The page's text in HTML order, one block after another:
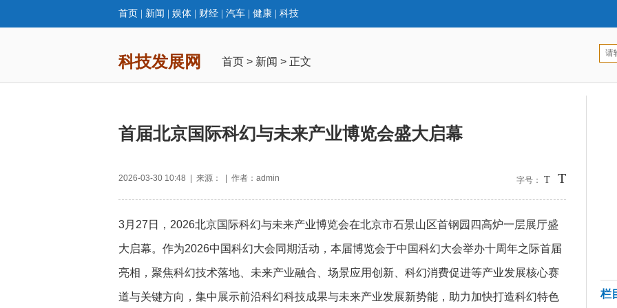
首页 新闻 娱体 财经 汽车 健康 科技
科技发展网 首页 > 新闻 > 正文
首届北京国际科幻与未来产业博览会盛大启幕
2026-03-30 10:48 | 来源： | 作者：admin 字号： T T
3月27日，2026北京国际科幻与未来产业博览会在北京市石景山区首钢园四高炉一层展厅盛
大启幕。作为2026中国科幻大会同期活动，本届博览会于中国科幻大会举办十周年之际首届
亮相，聚焦科幻技术落地、未来产业融合、场景应用创新、科幻消费促进等产业发展核心赛
道与关键方向，集中展示前沿科幻科技成果与未来产业发展新势能，助力加快打造科幻特色 栏